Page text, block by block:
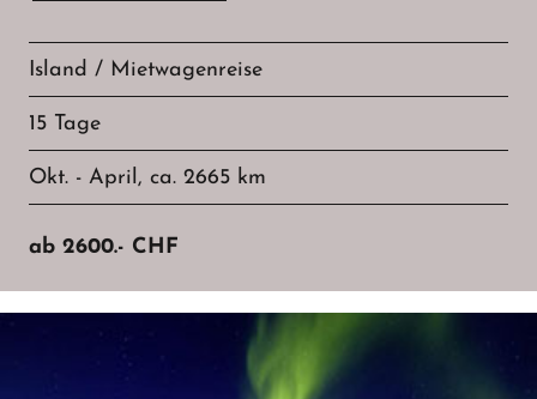
Island / Mietwagenreise
15 Tage
Okt. - April, ca. 2665 km
ab 2600.- CHF